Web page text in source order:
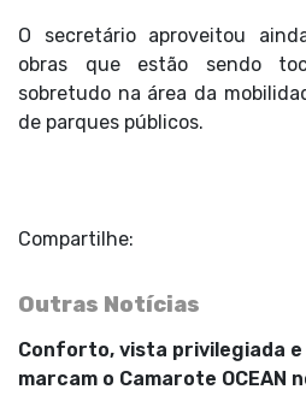
O secretário aproveitou
obras que estão sendo
sobretudo na área da
de parques públicos.
Compartilhe:
Outras Notícias
Conforto, vista privilegiada
marcam o Camarote OCEAN